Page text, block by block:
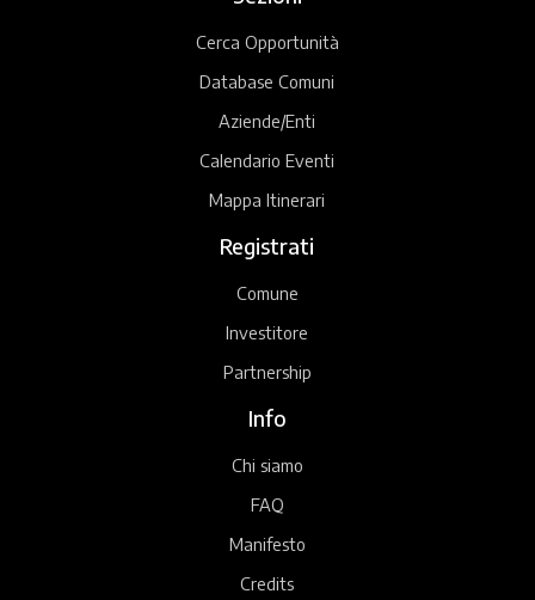
Cerca Opportunità
Database Comuni
Aziende/Enti
Calendario Eventi
Mappa Itinerari
Registrati
Comune
Investitore
Partnership
Info
Chi siamo
FAQ
Manifesto
Credits